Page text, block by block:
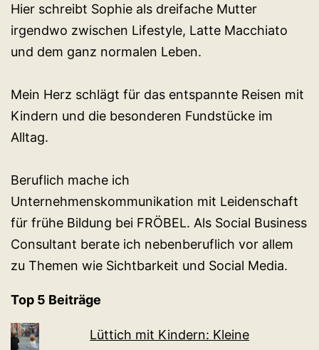
Hier schreibt Sophie als dreifache Mutter
irgendwo zwischen Lifestyle, Latte Macchiato
und dem ganz normalen Leben.
Mein Herz schlägt für das entspannte Reisen mit
Kindern und die besonderen Fundstücke im
Alltag.
Beruflich mache ich
Unternehmenskommunikation mit Leidenschaft
für frühe Bildung bei FRÖBEL. Als Social Business
Consultant berate ich nebenberuflich vor allem
zu Themen wie Sichtbarkeit und Social Media.
Top 5 Beiträge
Lüttich mit Kindern: Kleine